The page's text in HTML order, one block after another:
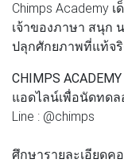
Chimps Academy
เจ้าของภาษา สนุก
ปลุกศักยภาพที่แท้จริ
CHIMPS ACADEMY
แอดไลน์เพื่อนัดทดล
Line : @chimps
ศึกษารายละเอียดค